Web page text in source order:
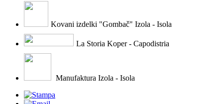
Kovani izdelki "Gombač" Izola - Isola
La Storia Koper - Capodistria
Manufaktura Izola - Isola